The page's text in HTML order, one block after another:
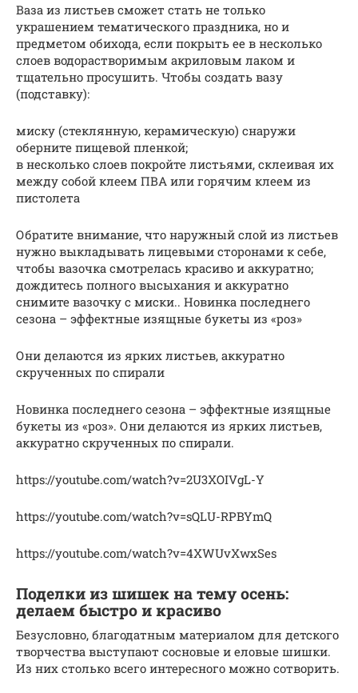
Ваза из листьев сможет стать не только
украшением тематического праздника, но и
предметом обихода, если покрыть ее в несколько
слоев водорастворимым акриловым лаком и
тщательно просушить. Чтобы создать вазу
(подставку):
миску (стеклянную, керамическую) снаружи
оберните пищевой пленкой;
в несколько слоев покройте листьями, склеивая их
между собой клеем ПВА или горячим клеем из
пистолета
Обратите внимание, что наружный слой из листьев
нужно выкладывать лицевыми сторонами к себе,
чтобы вазочка смотрелась красиво и аккуратно;
дождитесь полного высыхания и аккуратно
снимите вазочку с миски.. Новинка последнего
сезона – эффектные изящные букеты из «роз»
Они делаются из ярких листьев, аккуратно
скрученных по спирали
Новинка последнего сезона – эффектные изящные
букеты из «роз». Они делаются из ярких листьев,
аккуратно скрученных по спирали.
https://youtube.com/watch?v=2U3XOIVgL-Y
https://youtube.com/watch?v=sQLU-RPBYmQ
https://youtube.com/watch?v=4XWUvXwxSes
Поделки из шишек на тему осень:
делаем быстро и красиво
Безусловно, благодатным материалом для детского
творчества выступают сосновые и еловые шишки.
Из них столько всего интересного можно сотворить.